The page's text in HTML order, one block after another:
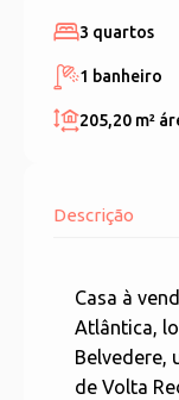
3 quartos
1 banheiro
205,20 m²
Descrição
Casa à
Atlântica,
Belvedere,
de Volta